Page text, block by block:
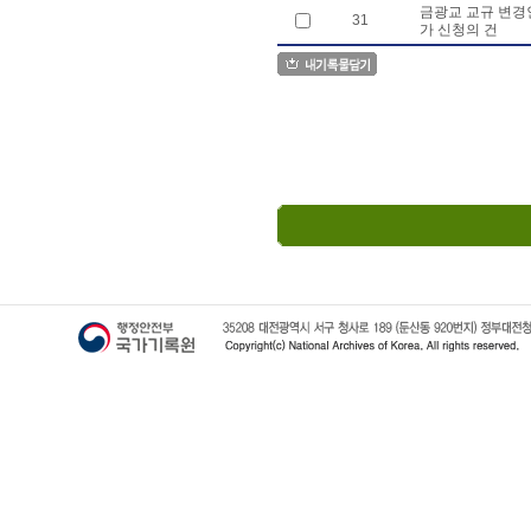
31
금광교 교규 변경
가 신청의 건